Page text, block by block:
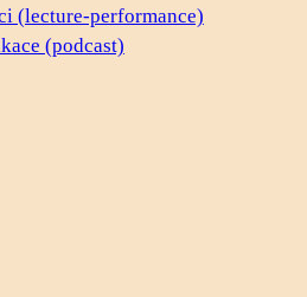
(lecture-performance)
(podcast)